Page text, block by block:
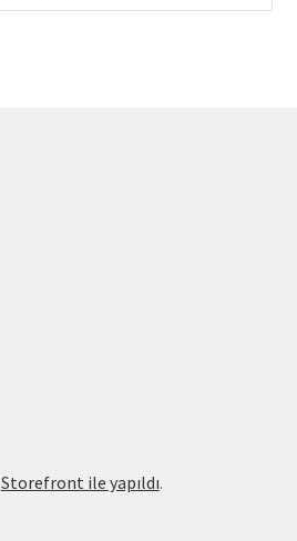
Storefront ile yapıldı.